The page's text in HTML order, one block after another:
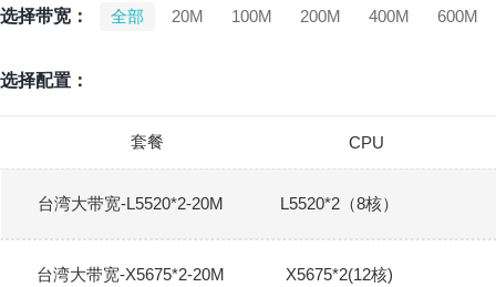
选择带宽： 全部 20M 100M 200M 400M 600M
选择配置：
套餐 CPU
台湾大带宽-L5520*2-20M L5520*2（8核）
台湾大带宽-X5675*2-20M X5675*2(12核)